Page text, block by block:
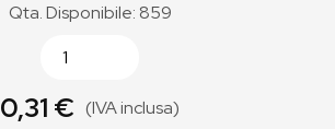
Qta. Disponibile: 859
0,31 € (IVA inclusa)